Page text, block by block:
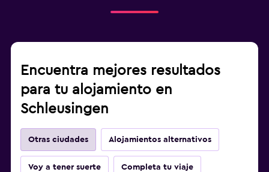
Encuentra mejores resultados
para tu alojamiento en
Schleusingen
Otras ciudades Alojamientos alternativos
Voy a tener suerte Completa tu viaje